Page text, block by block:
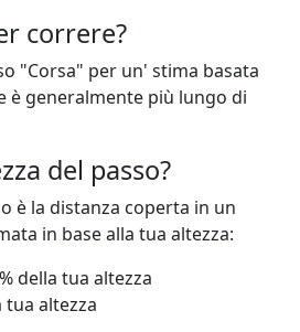
correre?
"Corsa" per un' stima basata
è generalmente più lungo di
del passo?
è la distanza coperta in un
in base alla tua altezza:
della tua altezza
tua altezza